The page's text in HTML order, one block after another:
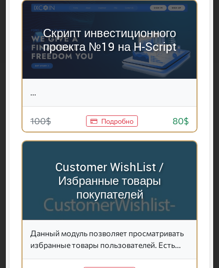
Скрипт инвестиционного
проекта №19 на H-Script
...
100$ Подробно 80$
Customer WishList /
Избранные товары
покупателей
Данный модуль позволяет просматривать
избранные товары пользователей. Есть...